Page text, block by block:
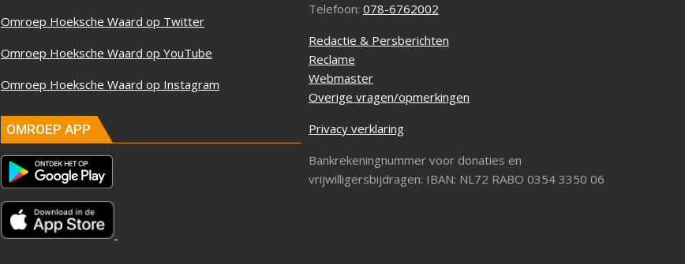
Omroep Hoeksche Waard op Twitter
Omroep Hoeksche Waard op YouTube
Omroep Hoeksche Waard op Instagram
OMROEP APP
Telefoon: 078-6762002
Redactie & Persberichten
Reclame
Webmaster
Overige vragen/opmerkingen
Privacy verklaring
Bankrekeningnummer voor donaties en
vrijwilligersbijdragen: IBAN: NL72 RABO 0354 3350 06